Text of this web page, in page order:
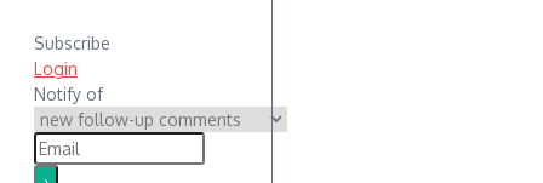
Subscribe
Login
Notify of